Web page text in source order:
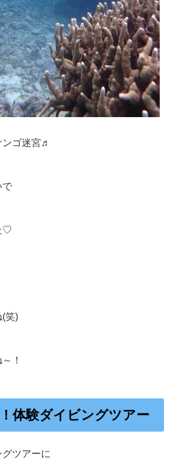
ンゴ迷宮♬
で
♡
(笑)
！
体験ダイビングツアー
ツアーに